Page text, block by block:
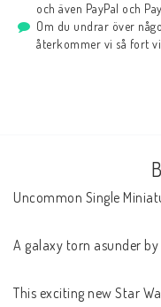
och även PayPal och
Om du undrar över
återkommer vi så fort vi
Uncommon Single
A galaxy torn asunder
This exciting new Star